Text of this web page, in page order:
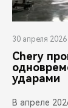
30 апреля 2026
Chery
ударами
В апреле